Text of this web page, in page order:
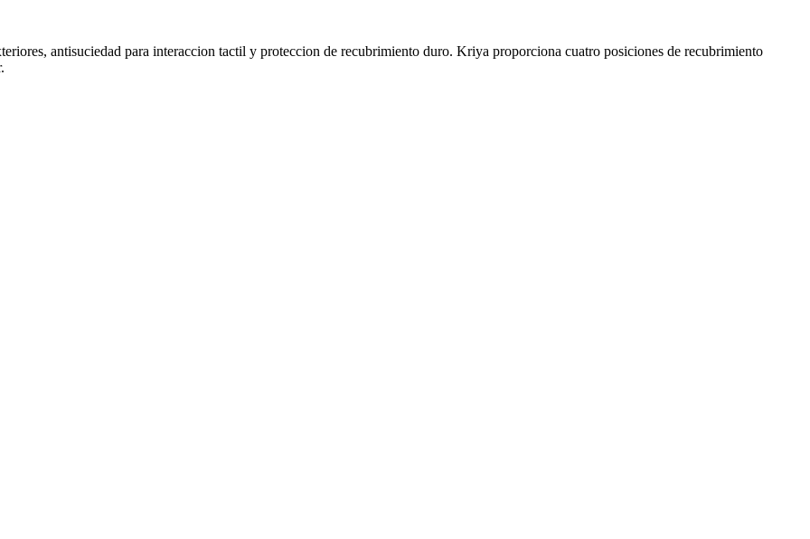
antisuciedad para interaccion tactil y proteccion de recubrimiento duro. Kriya proporciona cuatro posiciones de recubrimiento